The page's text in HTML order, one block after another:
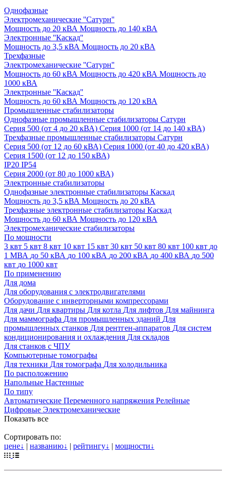
Однофазные
Электромеханические ''Сатурн''
Мощность до 20 кВА Мощность до 140 кВА
Электронные ''Каскад''
Мощность до 3,5 кВА Мощность до 20 кВА
Трехфазные
Электромеханические ''Сатурн''
Мощность до 60 кВА Мощность до 420 кВА Мощность до
1000 кВА
Электронные ''Каскад''
Мощность до 60 кВА Мощность до 120 кВА
Промышленные стабилизаторы
Однофазные промышленные стабилизаторы Сатурн
Серия 500 (от 4 до 20 кВА) Серия 1000 (от 14 до 140 кВА)
Трехфазные промышленные стабилизаторы Сатурн
Cерия 500 (от 12 до 60 кВА) Серия 1000 (от 40 до 420 кВА)
Серия 1500 (от 12 до 150 кВА)
IP20 IP54
Серия 2000 (от 80 до 1000 кВА)
Электронные стабилизаторы
Однофазные электронные стабилизаторы Каскад
Мощность до 3,5 кВА Мощность до 20 кВА
Трехфазные электронные стабилизаторы Каскад
Мощность до 60 кВА Мощность до 120 кВА
Электромеханические стабилизаторы
По мощности
3 квт 5 квт 8 квт 10 квт 15 квт 30 квт 50 квт 80 квт 100 квт до
1 МВА до 50 кВА до 100 кВА до 200 кВА до 400 кВА до 500
квт до 1000 квт
По применению
Для дома
Для оборудования с электродвигателями
Оборудование с инверторными компрессорами
Для дачи Для квартиры Для котла Для лифтов Для майнинга
Для маммографа Для промышленных зданий Для
промышленных станков Для рентген-аппаратов Для систем
кондиционирования и охлаждения Для складов
Для станков с ЧПУ
Компьютерные томографы
Для техники Для томографа Для холодильника
По расположению
Напольные Настенные
По типу
Автоматические Переменного напряжения Релейные
Цифровые Электромеханические
Показать все
Сортировать по:
цене↓ | названию↓ | рейтингу↓ | мощности↓